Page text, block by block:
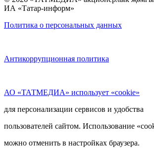
ИА «Татар-информ»
Политика о персональных данных
Антикоррупционная политика
АО «ТАТМЕДИА» использует «cookie»
для персонализации сервисов и удобства
пользователей сайтом. Использование
можно отменить в настройках браузера.